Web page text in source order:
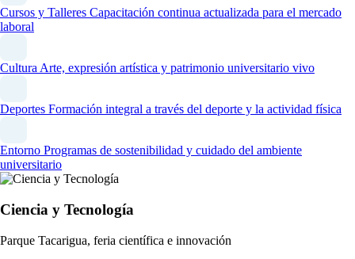
Cursos y Talleres Capacitación continua actualizada para el mercado
laboral
CulturaArte, expresión artística y patrimonio universitario vivo
Deportes Formación integral a través del deporte y la actividad física
Entorno Programas de sostenibilidad y cuidado del ambiente
universitario
Ciencia y Tecnología
Parque Tacarigua, feria científica e innovación